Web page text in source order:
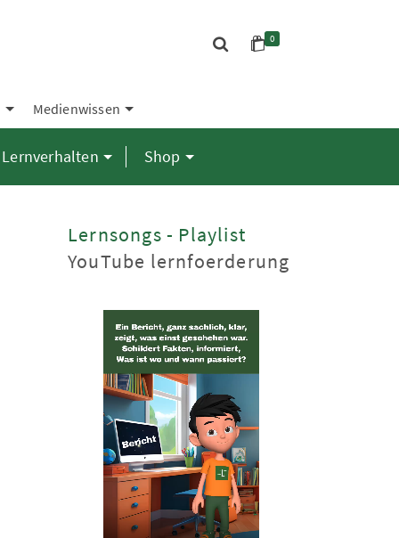
0
Medienwissen
Lernverhalten Shop
Lernsongs - Playlist
YouTube lernfoerderung